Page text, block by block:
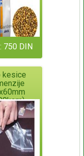
750 DIN
kesice